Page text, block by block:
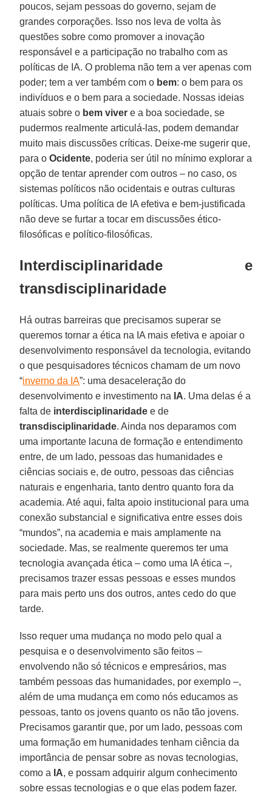
poucos, sejam pessoas do governo, sejam de
grandes corporações. Isso nos leva de volta às
questões sobre como promover a inovação
responsável e a participação no trabalho com as
políticas de IA. O problema não tem a ver apenas com
poder; tem a ver também com o bem: o bem para os
indivíduos e o bem para a sociedade. Nossas ideias
atuais sobre o bem viver e a boa sociedade, se
pudermos realmente articulá-las, podem demandar
muito mais discussões críticas. Deixe-me sugerir que,
para oOcidente, poderia ser útil no mínimo explorar a
opção de tentar aprender com outros – no caso, os
sistemas políticos não ocidentais e outras culturas
políticas. Uma política de IA efetiva e bem-justificada
não deve se furtar a tocar em discussões ético-
filosóficas e político-filosóficas.
Interdisciplinaridade e
transdisciplinaridade
Há outras barreiras que precisamos superar se
queremos tornar a ética na IA mais efetiva e apoiar o
desenvolvimento responsável da tecnologia, evitando
o que pesquisadores técnicos chamam de um novo
“inverno da IA”: uma desaceleração do
desenvolvimento e investimento na IA. Uma delas é a
falta de interdisciplinaridade e de
transdisciplinaridade. Ainda nos deparamos com
uma importante lacuna de formação e entendimento
entre, de um lado, pessoas das humanidades e
ciências sociais e, de outro, pessoas das ciências
naturais e engenharia, tanto dentro quanto fora da
academia. Até aqui, falta apoio institucional para uma
conexão substancial e significativa entre esses dois
“mundos”, na academia e mais amplamente na
sociedade. Mas, se realmente queremos ter uma
tecnologia avançada ética – como uma IA ética –,
precisamos trazer essas pessoas e esses mundos
para mais perto uns dos outros, antes cedo do que
tarde.
Isso requer uma mudança no modo pelo qual a
pesquisa e o desenvolvimento são feitos –
envolvendo não só técnicos e empresários, mas
também pessoas das humanidades, por exemplo –,
além de uma mudança em como nós educamos as
pessoas, tanto os jovens quanto os não tão jovens.
Precisamos garantir que, por um lado, pessoas com
uma formação em humanidades tenham ciência da
importância de pensar sobre as novas tecnologias,
como a IA, e possam adquirir algum conhecimento
sobre essas tecnologias e o que elas podem fazer.